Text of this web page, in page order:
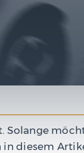
Solange
diesem